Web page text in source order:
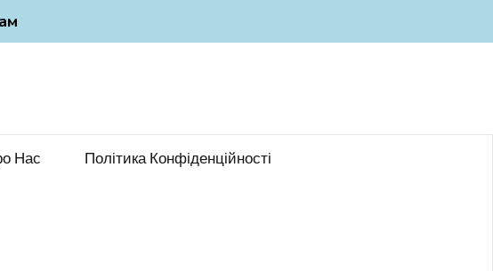
Нас Політика Конфіденційності